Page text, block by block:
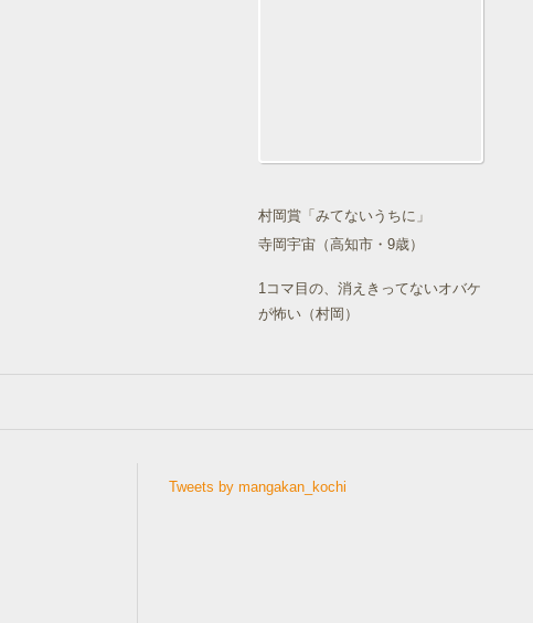
村岡賞「みてないうちに」
寺岡宇宙（高知市・9歳）
1コマ目の、消えきってないオバケ
が怖い（村岡）
Tweets by mangakan_kochi